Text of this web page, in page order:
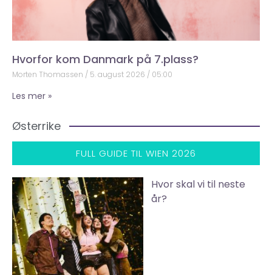
Hvorfor kom Danmark på 7.plass?
Morten Thomassen 5. august 2026 05:00
Les mer »
Østerrike
FULL GUIDE TIL WIEN 2026
Hvor skal vi til neste
år?